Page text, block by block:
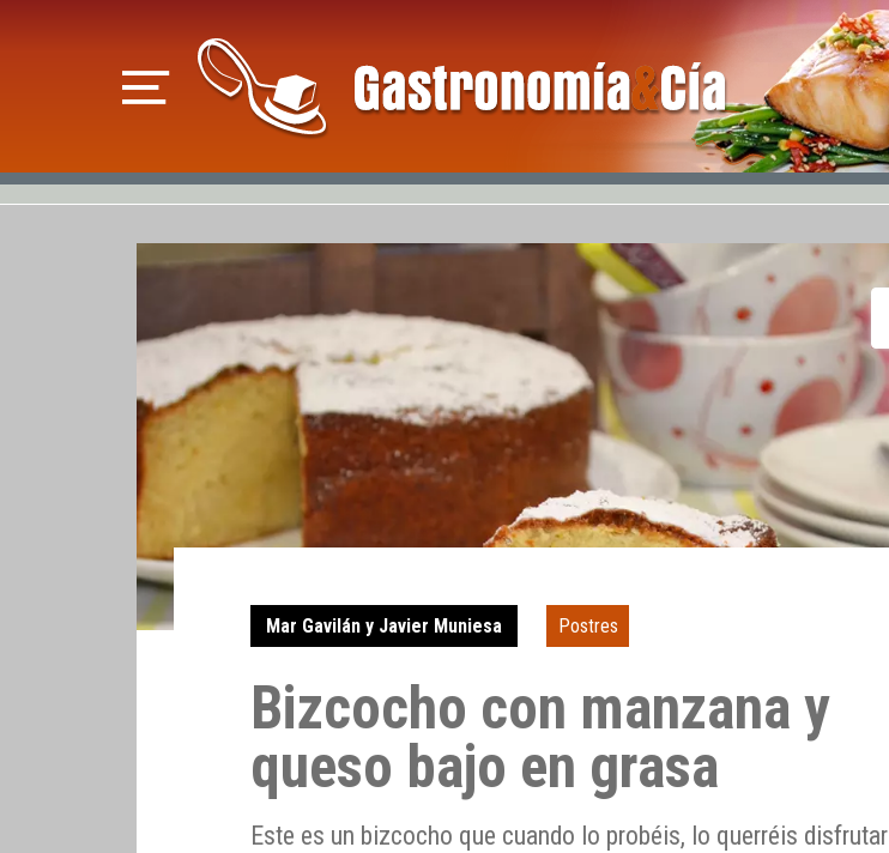
Mar Gavilán y Javier Muniesa Postres
Bizcocho con manzana y
queso bajo en grasa
Este es un bizcocho que cuando lo probéis, lo querréis disfrutar